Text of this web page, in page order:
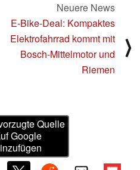
Neuere News
E-Bike-Deal: Kompaktes
Elektrofahrrad kommt mit
Bosch-Mittelmotor und
Riemen
⟩
Quelle
Google